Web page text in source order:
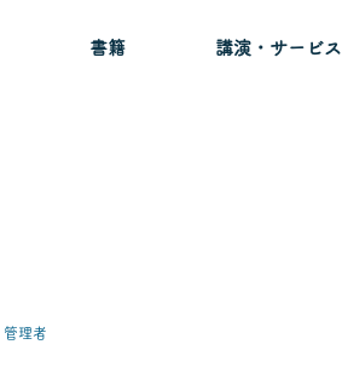
書籍 講演・サービス
管理者